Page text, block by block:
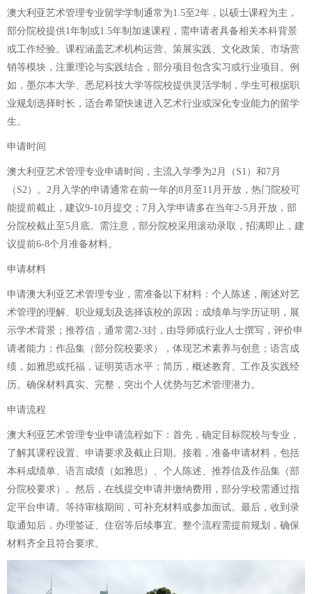
澳大利亚艺术管理专业留学学制通常为1.5至2年，以硕士课程为主，
部分院校提供1年制或1.5年制加速课程，需申请者具备相关本科背景
或工作经验。课程涵盖艺术机构运营、策展实践、文化政策、市场营
销等模块，注重理论与实践结合，部分项目包含实习或行业项目。例
如，墨尔本大学、悉尼科技大学等院校提供灵活学制，学生可根据职
业规划选择时长，适合希望快速进入艺术行业或深化专业能力的留学
生。
申请时间
澳大利亚艺术管理专业申请时间，主流入学季为2月（S1）和7月
（S2）。2月入学的申请通常在前一年的8月至11月开放，热门院校可
能提前截止，建议9-10月提交；7月入学申请多在当年2-5月开放，部
分院校截止至5月底。需注意，部分院校采用滚动录取，招满即止，建
议提前6-8个月准备材料。
申请材料
申请澳大利亚艺术管理专业，需准备以下材料：个人陈述，阐述对艺
术管理的理解、职业规划及选择该校的原因；成绩单与学历证明，展
示学术背景；推荐信，通常需2-3封，由导师或行业人士撰写，评价申
请者能力；作品集（部分院校要求），体现艺术素养与创意；语言成
绩，如雅思或托福，证明英语水平；简历，概述教育、工作及实践经
历。确保材料真实、完整，突出个人优势与艺术管理潜力。
申请流程
澳大利亚艺术管理专业申请流程如下：首先，确定目标院校与专业，
了解其课程设置、申请要求及截止日期。接着，准备申请材料，包括
本科成绩单、语言成绩（如雅思）、个人陈述、推荐信及作品集（部
分院校要求）。然后，在线提交申请并缴纳费用，部分学校需通过指
定平台申请。等待审核期间，可补充材料或参加面试。最后，收到录
取通知后，办理签证、住宿等后续事宜。整个流程需提前规划，确保
材料齐全且符合要求。